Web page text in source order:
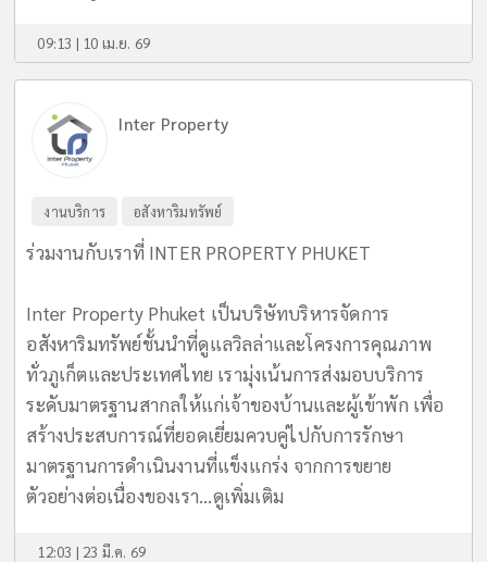
09:13 | 10 เม.ย. 69
Inter Property
งานบริการ อสังหาริมทรัพย์
ร่วมงานกับเราที่ INTER PROPERTY PHUKET
Inter Property Phuket เป็นบริษัทบริหารจัดการ
อสังหาริมทรัพย์ชั้นนำที่ดูแลวิลล่าและโครงการคุณภาพ
ทั่วภูเก็ตและประเทศไทย เรามุ่งเน้นการส่งมอบบริการ
ระดับมาตรฐานสากลให้แก่เจ้าของบ้านและผู้เข้าพัก เพื่อ
สร้างประสบการณ์ที่ยอดเยี่ยมควบคู่ไปกับการรักษา
มาตรฐานการดำเนินงานที่แข็งแกร่ง จากการขยาย
ตัวอย่างต่อเนื่องของเรา...ดูเพิ่มเติม
12:03 | 23 มี.ค. 69